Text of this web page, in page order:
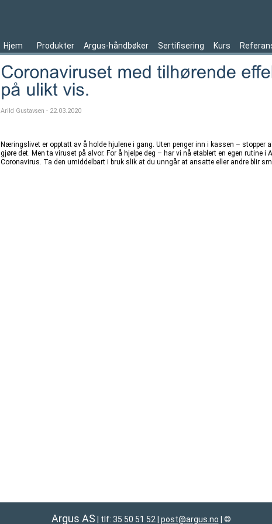
Hjem Produkter Argus-håndbøker Sertifisering Kurs
Arild Gustavsen - 22.03.2020
Næringslivet er opptatt av å holde hjulene i gang. Uten penger inn i kassen – stopper
gjøre det. Men ta viruset på alvor. For å hjelpe deg – har vi nå etablert en egen rutine
Coronavirus. Ta den umiddelbart i bruk slik at du unngår at ansatte eller andre blir
Argus AS | tlf: 35 50 51 52 post@argus.no ©